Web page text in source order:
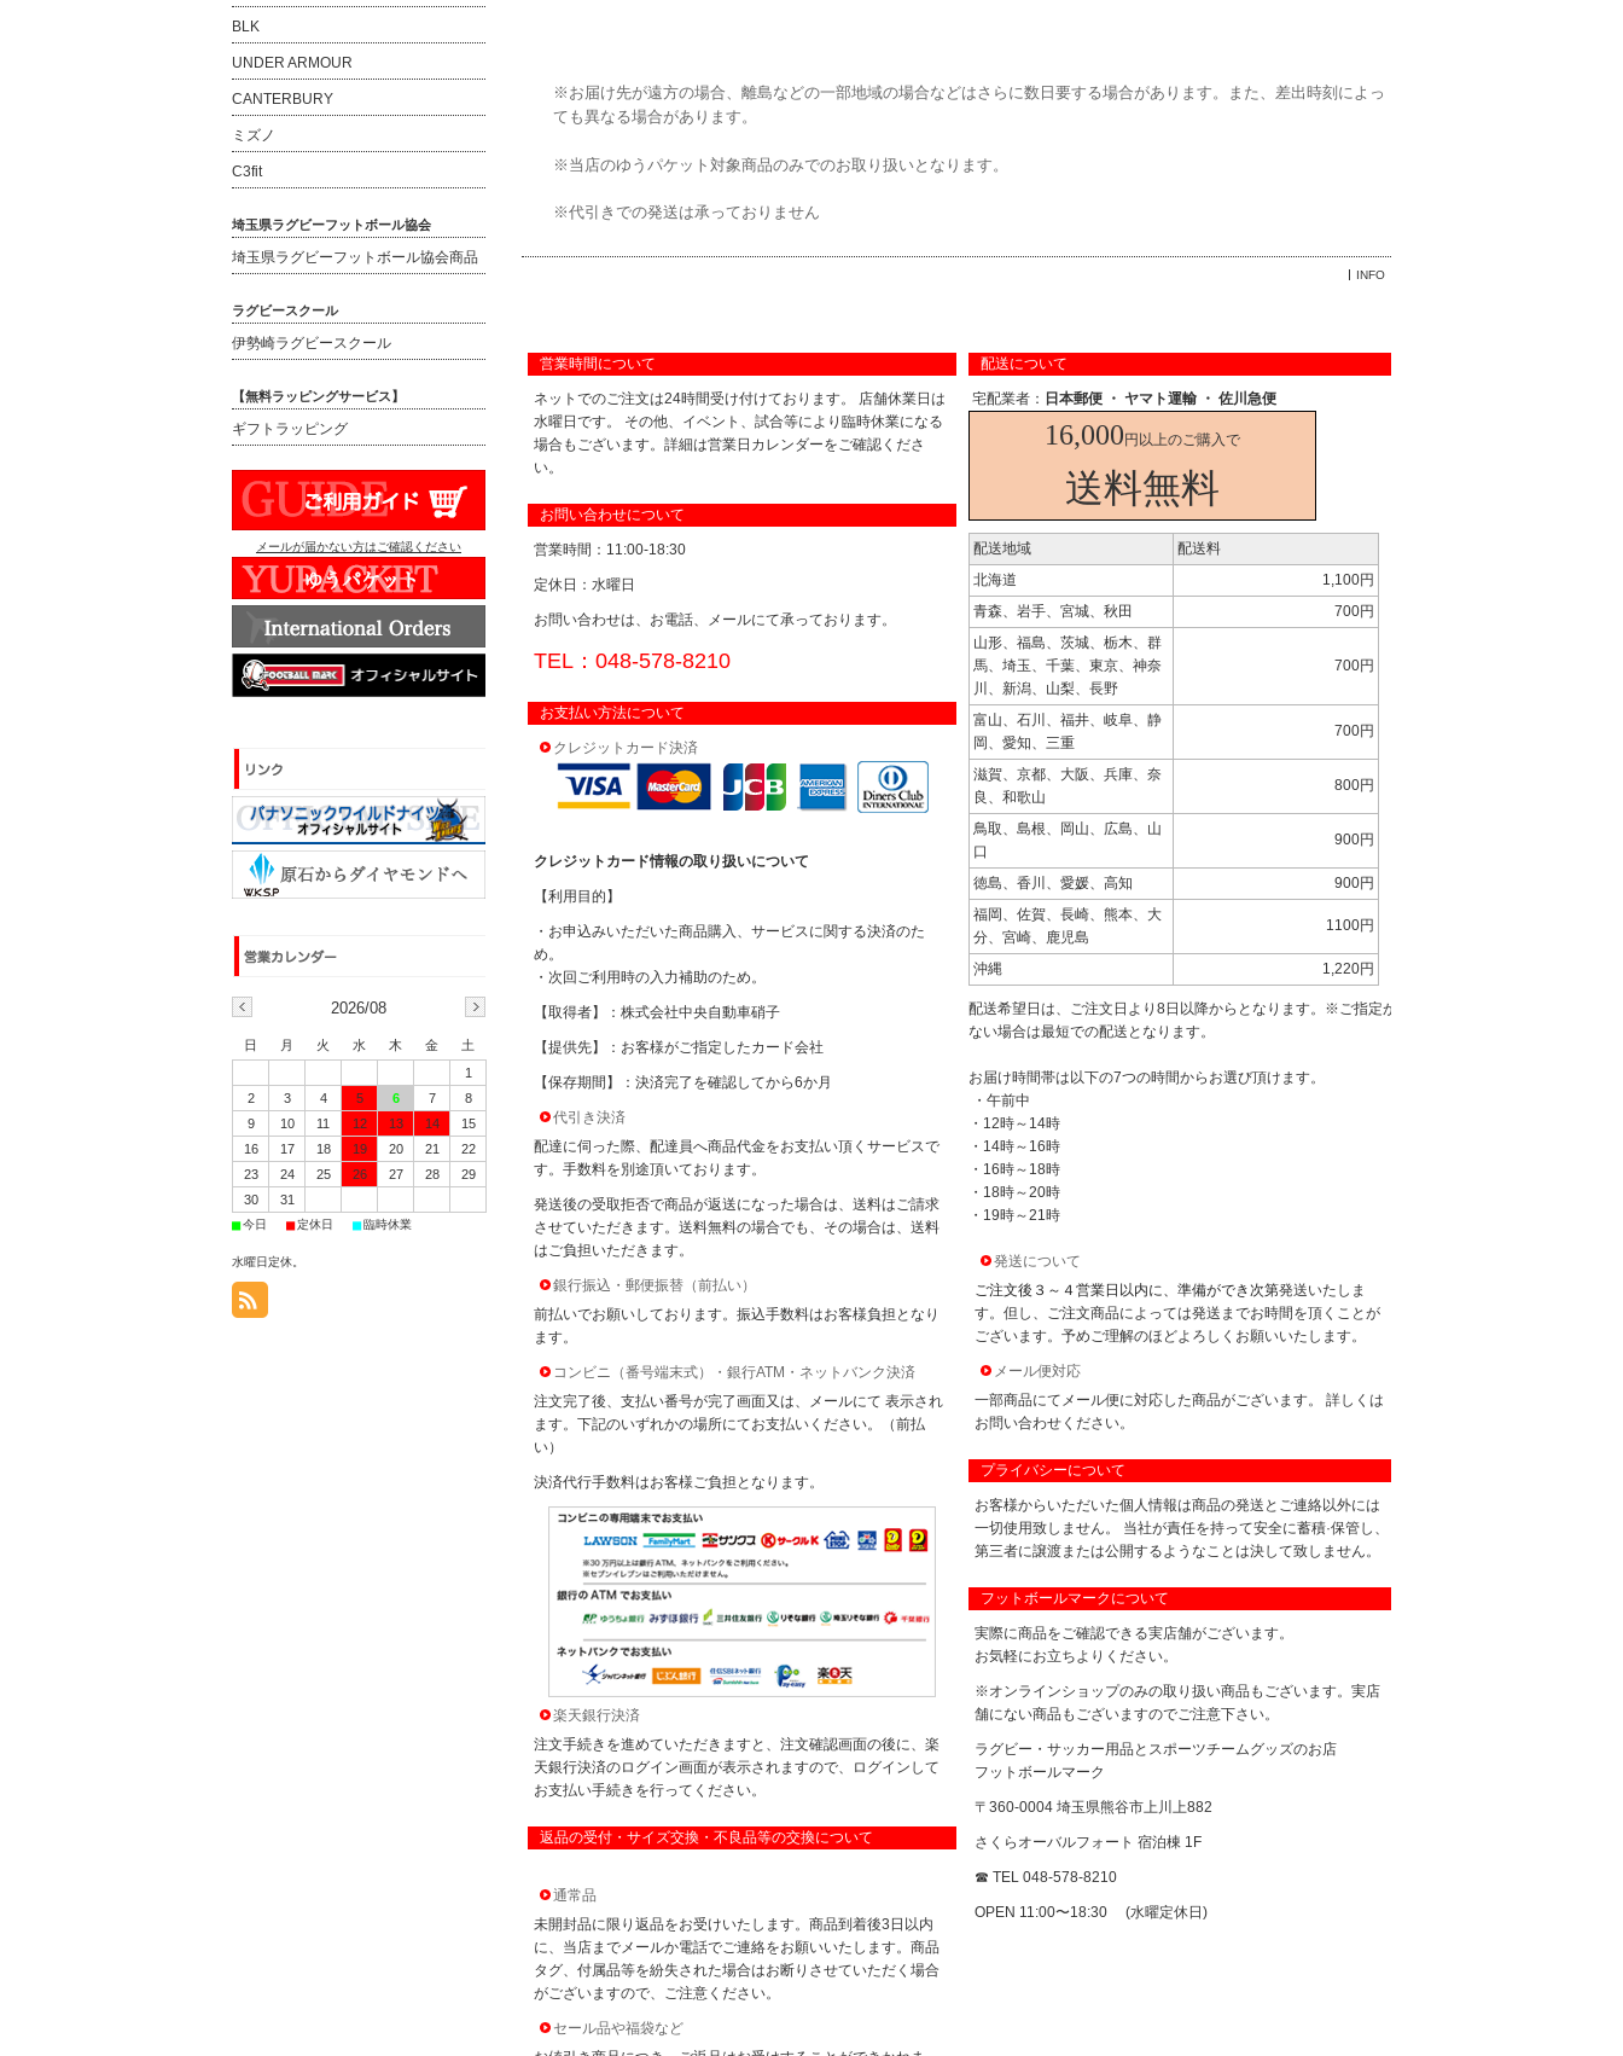
※お届け先が遠方の場合、離島などの一部地域の場合などはさらに数日要する場合があります。また、差出時刻によっ
ても異なる場合があります。
※当店のゆうパケット対象商品のみでのお取り扱いとなります。
※代引きでの発送は承っておりません
INFO
営業時間について
ネットでのご注文は24時間受け付けております。 店舗休業日は
水曜日です。 その他、イベント、試合等により臨時休業になる
場合もございます。詳細は営業日カレンダーをご確認くださ
い。
お問い合わせについて
営業時間：11:00-18:30
定休日：水曜日
お問い合わせは、お電話、メールにて承っております。
TEL：048-578-8210
お支払い方法について
クレジットカード決済
クレジットカード情報の取り扱いについて
【利用目的】
・お申込みいただいた商品購入、サービスに関する決済のた
め。
・次回ご利用時の入力補助のため。
【取得者】：株式会社中央自動車硝子
【提供先】：お客様がご指定したカード会社
【保存期間】：決済完了を確認してから6か月
代引き決済
配達に伺った際、配達員へ商品代金をお支払い頂くサービスで
す。手数料を別途頂いております。
発送後の受取拒否で商品が返送になった場合は、送料はご請求
させていただきます。送料無料の場合でも、その場合は、送料
はご負担いただきます。
銀行振込・郵便振替（前払い）
前払いでお願いしております。振込手数料はお客様負担となり
ます。
コンビニ（番号端末式）・銀行ATM・ネットバンク決済
注文完了後、支払い番号が完了画面又は、メールにて 表示され
ます。下記のいずれかの場所にてお支払いください。（前払
い）
決済代行手数料はお客様ご負担となります。
楽天銀行決済
注文手続きを進めていただきますと、注文確認画面の後に、楽
天銀行決済のログイン画面が表示されますので、ログインして
お支払い手続きを行ってください。
返品の受付・サイズ交換・不良品等の交換について
通常品
未開封品に限り返品をお受けいたします。商品到着後3日以内
に、当店までメールか電話でご連絡をお願いいたします。商品
タグ、付属品等を紛失された場合はお断りさせていただく場合
がございますので、ご注意ください。
セール品や福袋など
配送について
宅配業者： 日本郵便 ・ ヤマト運輸 ・ 佐川急便
16,000 円以上のご購入で
送料無料
配送地域
配送料
北海道
1,100円
青森、岩手、宮城、秋田
700円
山形、福島、茨城、栃木、群
馬、埼玉、千葉、東京、神奈
川、新潟、山梨、長野
700円
富山、石川、福井、岐阜、静
岡、愛知、三重
700円
滋賀、京都、大阪、兵庫、奈
良、和歌山
800円
鳥取、島根、岡山、広島、山
口
900円
徳島、香川、愛媛、高知
900円
福岡、佐賀、長崎、熊本、大
分、宮崎、鹿児島
1100円
沖縄 1,220円
配送希望日は、ご注文日より8日以降からとなります。※ご指定が
ない場合は最短での配送となります。
お届け時間帯は以下の7つの時間からお選び頂けます。
・午前中
・12時～14時
・14時～16時
・16時～18時
・18時～20時
・19時～21時
発送について
ご注文後３～４営業日以内に、準備ができ次第発送いたしま
す。但し、ご注文商品によっては発送までお時間を頂くことが
ございます。予めご理解のほどよろしくお願いいたします。
メール便対応
一部商品にてメール便に対応した商品がございます。 詳しくは
お問い合わせください。
プライバシーについて
お客様からいただいた個人情報は商品の発送とご連絡以外には
一切使用致しません。 当社が責任を持って安全に蓄積·保管し、
第三者に譲渡または公開するようなことは決して致しません。
フットボールマークについて
実際に商品をご確認できる実店舗がございます。
お気軽にお立ちよりください。
※オンラインショップのみの取り扱い商品もございます。実店
舗にない商品もございますのでご注意下さい。
ラグビー・サッカー用品とスポーツチームグッズのお店
フットボールマーク
〒360-0004 埼玉県熊谷市上川上882
さくらオーバルフォート 宿泊棟 1F
☎ TEL 048-578-8210
OPEN 11:00〜18:30 (水曜定休日)
BLK
UNDER ARMOUR
CANTERBURY
ミズノ
C3fit
埼玉県ラグビーフットボール協会
埼玉県ラグビーフットボール協会商品
ラグビースクール
伊勢崎ラグビースクール
【無料ラッピングサービス】
ギフトラッピング
メールが届かない方はご確認ください
2026/08
日 月 火 水 木 金
土
1
2
3 4 5 6 7
8
9
10 11 12 13 14
15
16
17 18 19 20 21
22
23
24 25 26 27 28
29
30
31
■今日 ■定休日 ■臨時休業
水曜日定休。